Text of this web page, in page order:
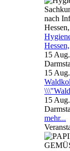
Hessen,
15
15 Aug.
15
mehr...